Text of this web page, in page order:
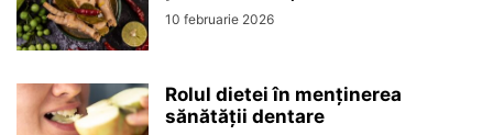
10 februarie 2026
Rolul dietei în menținerea
sănătății dentare